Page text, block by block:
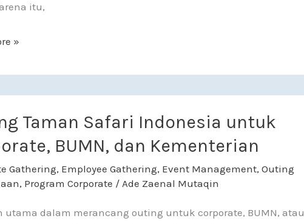
itu,
»
Taman Safari Indonesia untuk
BUMN, dan Kementerian
Gathering, Employee Gathering, Event Management, Outing
, Program Corporate / Ade Zaenal Mutaqin
utama dalam merancang outing untuk corporate, BUMN, atau